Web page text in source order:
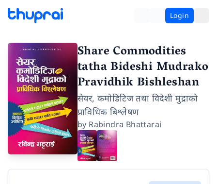
Login
Share Commodities
tatha Bideshi Mudrako
Pravidhik Bishleshan
सेयर, कमोडिटिज तथा विदेशी मुद्राको
प्राविधिक बिश्लेषण
by Rabindra Bhattarai